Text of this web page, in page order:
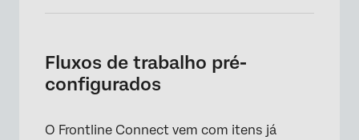
Fluxos de trabalho pré-
configurados
O Frontline Connect vem com itens já